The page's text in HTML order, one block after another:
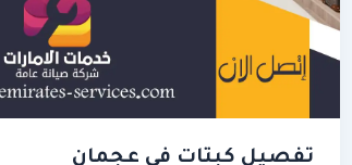
تفصيل كبتات في عجمان